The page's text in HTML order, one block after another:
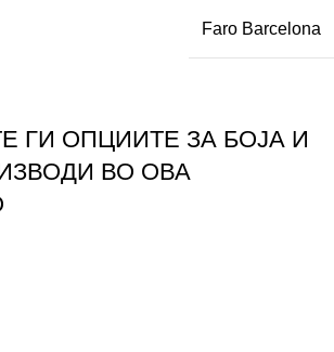
Faro Barcelona
ГИ ОПЦИИТЕ ЗА БОЈА И
ВО ОВА